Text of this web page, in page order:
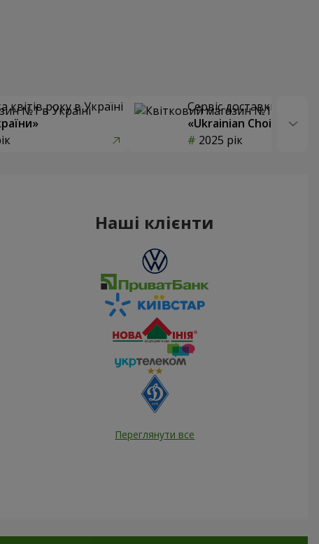
квітів року в Україні
Сервіс доставки квітів
«Ukrainian Choice»
2025 рік
Наші клієнти
Переглянути все